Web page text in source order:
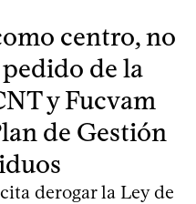
centro, no
de la
y Fucvam
de Gestión
derogar la Ley de